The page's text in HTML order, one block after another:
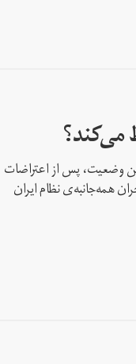
می‌کند؟
وضعیت، پس از اعتراضات
همه‌جانبه‌ی نظام ایران